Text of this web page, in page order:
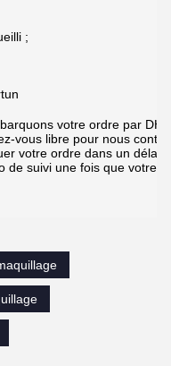
;
votre ordre par
vous libre pour nous
votre ordre dans un délai
de suivi une fois que votre